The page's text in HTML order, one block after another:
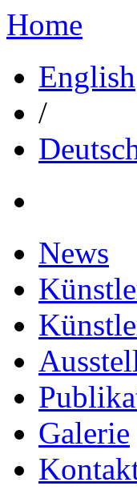
Home
English
/
News
Galerie